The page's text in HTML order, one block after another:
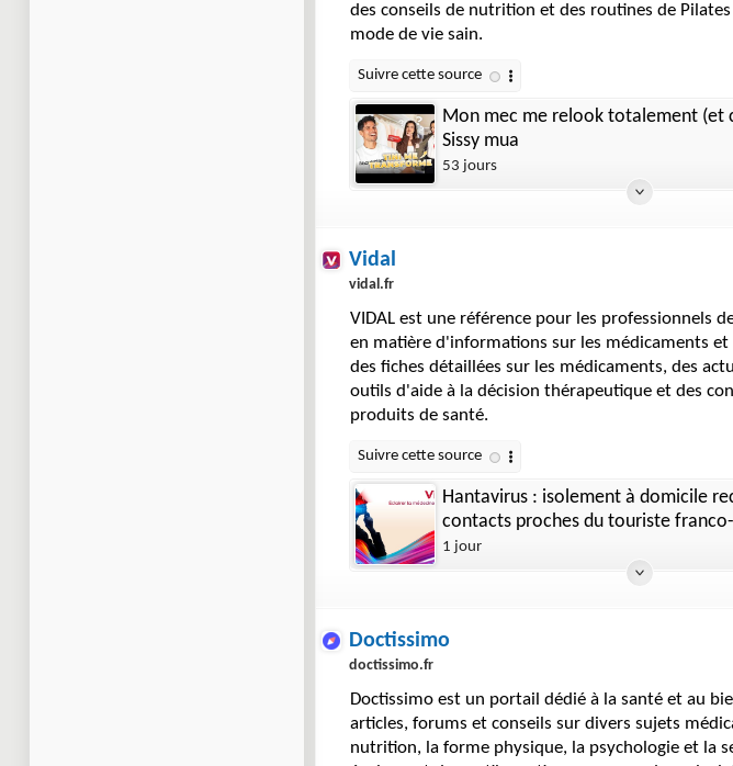
des conseils de nutrition et des routines de
mode de vie sain.
Mon mec me relook totalement (et
Sissy mua
53 jours
Vidal
vidal.fr
VIDAL est une référence pour les professionnels
en matière d'informations sur les médicaments et
des fiches détaillées sur les médicaments, des
outils d'aide à la décision thérapeutique et des
produits de santé.
Hantavirus : isolement à domicile
contacts proches du touriste
1 jour
Doctissimo
doctissimo.fr
Doctissimo est un portail dédié à la santé et au
articles, forums et conseils sur divers sujets
nutrition, la forme physique, la psychologie et la